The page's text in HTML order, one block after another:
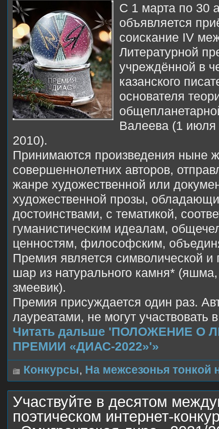
С 1 марта по 30
объявляется
соискание IV
Литературной
учреждённой в
казанского
основателя
Валеева (1 июля
2010).
Принимаются произведения ныне
совершеннолетних авторов,
жанре художественной или
художественной прозы,
достоинствами, с тематикой,
гуманистическим идеалам,
ценностям, философским,
Премия является символической и
шар из натурального камня*
змеевик).
Премия присуждается один раз.
лауреатами, не могут участвовать
Читать дальше 'ПОЛОЖЕНИЕ О
ПРЕМИИ «ДИАС-2022»'»
Конкурсы, На межсезонья тонкой
Участвуйте в десятом
поэтическом интернет-